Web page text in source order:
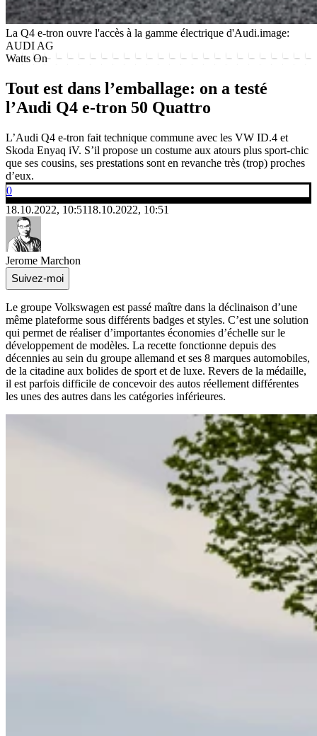
La Q4 e-tron ouvre l'accès à la gamme électrique d'Audi.image:
AUDI AG
Watts On
Tout est dans l’emballage: on a testé
l’Audi Q4 e-tron 50 Quattro
L’Audi Q4 e-tron fait technique commune avec les VW ID.4 et
Skoda Enyaq iV. S’il propose un costume aux atours plus sport-chic
que ses cousins, ses prestations sont en revanche très (trop) proches
d’eux.
0
18.10.2022, 10:5118.10.2022, 10:51
Jerome Marchon
Suivez-moi
Le groupe Volkswagen est passé maître dans la déclinaison d’une
même plateforme sous différents badges et styles. C’est une solution
qui permet de réaliser d’importantes économies d’échelle sur le
développement de modèles. La recette fonctionne depuis des
décennies au sein du groupe allemand et ses 8 marques automobiles,
de la citadine aux bolides de sport et de luxe. Revers de la médaille,
il est parfois difficile de concevoir des autos réellement différentes
les unes des autres dans les catégories inférieures.